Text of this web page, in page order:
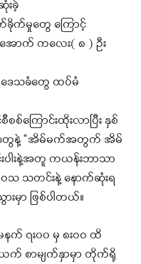
းခဲ့
ခိုက်မှုတွေ ကြောင့်
အောက် ကလေး( ၈ ) ဦး
ေသခံတွေ ထပ်မံ
စ်ကြောင်းထိုးလာပြီး နှစ်
ေနဲ့ “အိမ်မက်အတွက် အိမ်
ပါးနဲ့အတူ ကယန်းဘာသာ
သ သတင်းနဲ့ နောက်ဆုံးရ
မှာ ဖြစ်ပါတယ်။
၇း၀၀ မှ ၈းဝဝ ထိ
က် စာမျက်နှာမှာ တိုက်ရို